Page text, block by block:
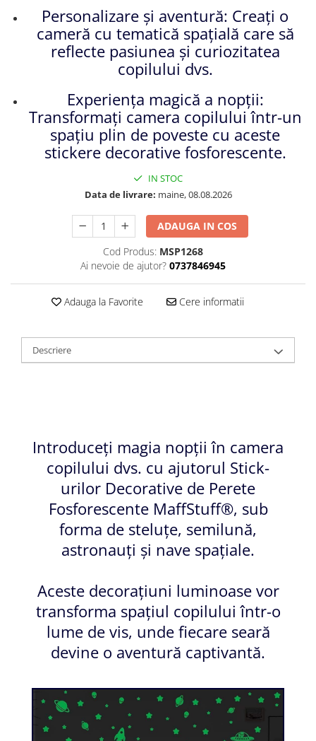
Personalizare și aventură: Creați o
cameră cu tematică spațială care să
reflecte pasiunea și curiozitatea
copilului dvs.
Experiența magică a nopții:
Transformați camera copilului într-un
spațiu plin de poveste cu aceste
stickere decorative fosforescente.
IN STOC
Data de livrare: maine, 08.08.2026
ADAUGA IN COS
Cod Produs: MSP1268
Ai nevoie de ajutor? 0737846945
Adauga la Favorite Cere informatii
Descriere
Introduceți magia nopții în camera
copilului dvs. cu ajutorul Stick-
urilor Decorative de Perete
Fosforescente MaffStuff®, sub
forma de steluțe, semilună,
astronauți și nave spațiale.
Aceste decorațiuni luminoase vor
transforma spațiul copilului într-o
lume de vis, unde fiecare seară
devine o aventură captivantă.